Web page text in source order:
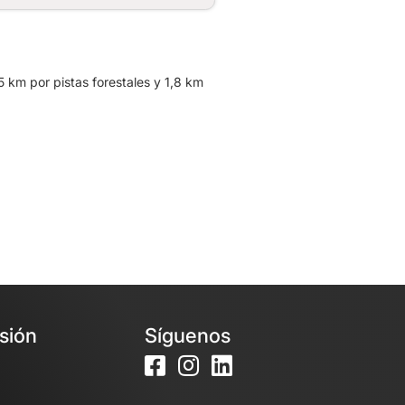
km por pistas forestales y 1,8 km
Síguenos